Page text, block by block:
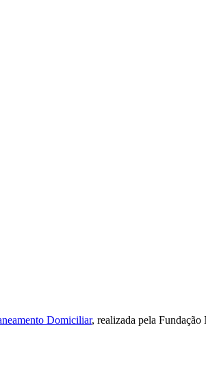
Domiciliar, realizada pela